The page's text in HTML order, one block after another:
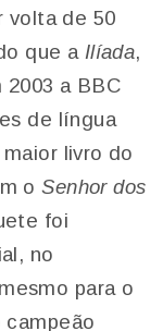
volta de 50
que a Ilíada,
2003 a BBC
de língua
livro do
oSenhor dos
foi
no
para o